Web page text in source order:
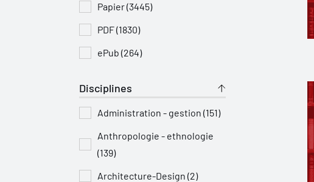
Papier (3445)
PDF (1830)
ePub (264)
Disciplines
Administration - gestion (151)
Anthropologie - ethnologie
(139)
Architecture-Design (2)